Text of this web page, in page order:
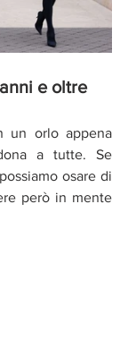
e oltre
un orlo appena
a tutte. Se
osare di
però in mente